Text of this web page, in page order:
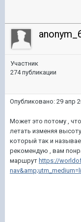
Участник
274 публикации
Опубликовано: 29 апр
Может это потому ,
летать изменяя
который так и
рекомендую , вам
маршрут https://